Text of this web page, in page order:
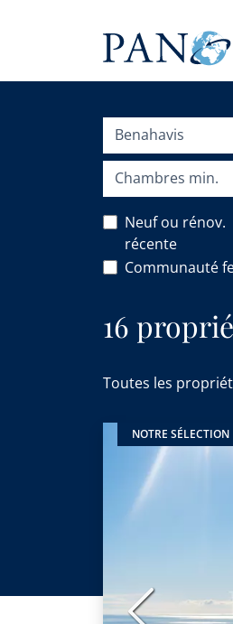
Benahavis
Chambres min.
Neuf ou rénov.
récente
Communauté
16
Toutes les
NOTRE SÉLECTION